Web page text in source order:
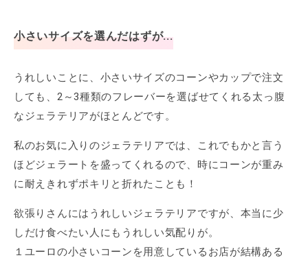
小さいサイズを選んだはずが...
うれしいことに、小さいサイズのコーンやカップで注文
しても、2～3種類のフレーバーを選ばせてくれる太っ腹
なジェラテリアがほとんどです。
私のお気に入りのジェラテリアでは、これでもかと言う
ほどジェラートを盛ってくれるので、時にコーンが重み
に耐えきれずポキリと折れたことも！
欲張りさんにはうれしいジェラテリアですが、本当に少
しだけ食べたい人にもうれしい気配りが。
１ユーロの小さいコーンを用意しているお店が結構ある